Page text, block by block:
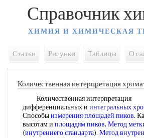
Справочник
ХИМИЯ И ХИМИЧЕСКАЯ
Статьи Рисунки Таблицы О
Количественная интерпретация
Количественная интерпретация
дифференциальных и интегральных
Способыизмерения площадей пиков.
высотам и площадям пиков. Метод
(внутреннего стандарта). Метод